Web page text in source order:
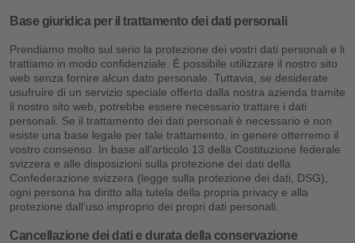
Base giuridica per il trattamento dei dati personali
Prendiamo molto sul serio la protezione dei vostri dati personali e li
trattiamo in modo confidenziale. È possibile utilizzare il nostro sito
web senza fornire alcun dato personale. Tuttavia, se desiderate
usufruire di un servizio speciale offerto dalla nostra azienda tramite
il nostro sito web, potrebbe essere necessario trattare i dati
personali. Se il trattamento dei dati personali è necessario e non
esiste una base legale per tale trattamento, in genere otterremo il
vostro consenso. In base all’articolo 13 della Costituzione federale
svizzera e alle disposizioni sulla protezione dei dati della
Confederazione svizzera (legge sulla protezione dei dati, DSG),
ogni persona ha diritto alla tutela della propria privacy e alla
protezione dall’uso improprio dei propri dati personali.
Cancellazione dei dati e durata della conservazione